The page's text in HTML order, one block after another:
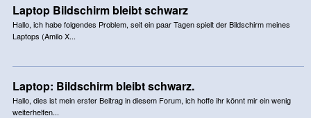
Laptop Bildschirm bleibt schwarz
Hallo, ich habe folgendes Problem, seit ein paar Tagen spielt der Bildschirm meines
Laptops (Amilo X...
Laptop: Bildschirm bleibt schwarz.
Hallo, dies ist mein erster Beitrag in diesem Forum, ich hoffe ihr könnt mir ein wenig
weiterhelfen...